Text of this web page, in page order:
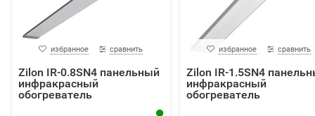
избранное сравнить
Zilon IR-0.8SN4 панельный
инфракрасный
обогреватель
избранное сравнить
Zilon IR-1.5SN4
инфракрасный
обогреватель